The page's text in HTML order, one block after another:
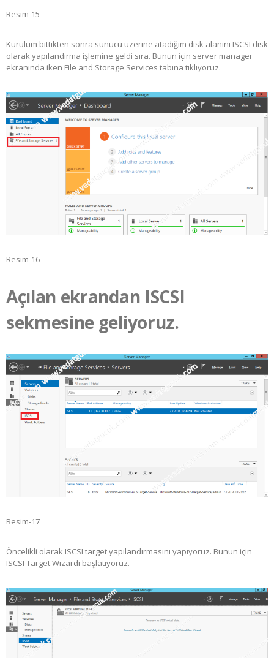
Resim-15
Kurulum bittikten sonra sunucu üzerine atadığım disk alanını ISCSI disk
olarak yapılandırma işlemine geldi sıra. Bunun için server manager
ekranında iken File and Storage Services tabına tıklıyoruz.
Resim-16
Açılan ekrandan ISCSI
sekmesine geliyoruz.
Resim-17
Öncelikli olarak ISCSI target yapılandırmasını yapıyoruz. Bunun için
ISCSI Target Wizardı başlatıyoruz.